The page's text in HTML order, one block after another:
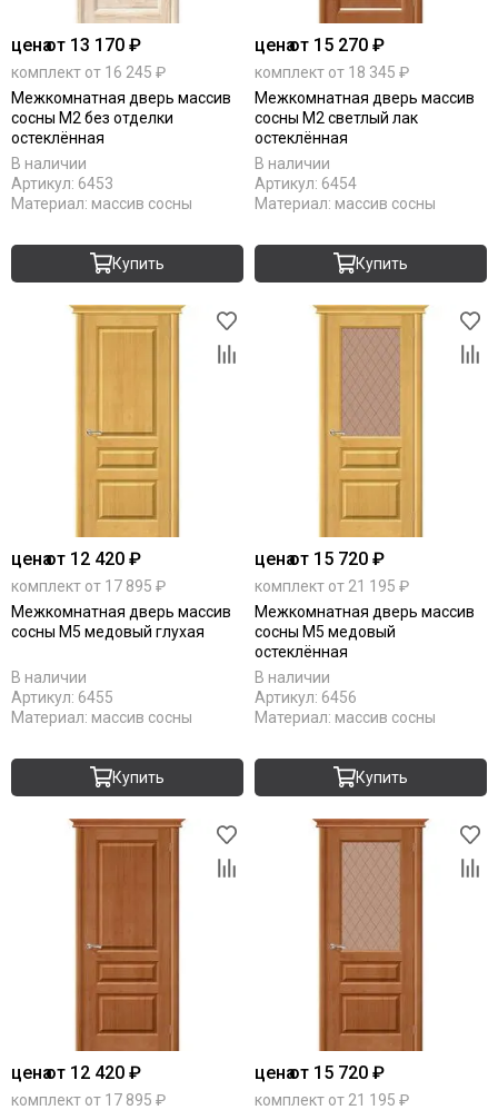
ценаот 13 170 ₽
комплект от 16 245 ₽
Межкомнатная дверь массив
сосны М2 без отделки
остеклённая
В наличии
Артикул: 6453
Материал: массив сосны
Купить
ценаот 15 270 ₽
комплект от 18 345 ₽
Межкомнатная дверь массив
сосны М2 светлый лак
остеклённая
В наличии
Артикул: 6454
Материал: массив сосны
Купить
ценаот 12 420 ₽
комплект от 17 895 ₽
Межкомнатная дверь массив
сосны М5 медовый глухая
В наличии
Артикул: 6455
Материал: массив сосны
Купить
ценаот 15 720 ₽
комплект от 21 195 ₽
Межкомнатная дверь массив
сосны М5 медовый
остеклённая
В наличии
Артикул: 6456
Материал: массив сосны
Купить
ценаот 12 420 ₽
комплект от 17 895 ₽
ценаот 15 720 ₽
комплект от 21 195 ₽